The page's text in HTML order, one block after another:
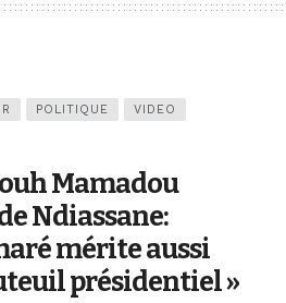
POLITIQUE VIDEO
Mamadou
Ndiassane:
mérite aussi
présidentiel »